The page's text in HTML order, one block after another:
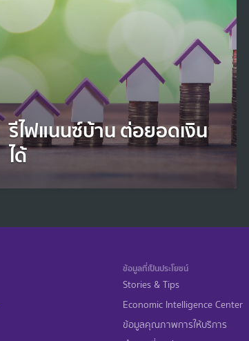
รีไฟแนนซ์บ้าน ต่อยอดเงิน
ได้
ข้อมูลที่เป็นประโยชน์
Stories & Tips
Economic Intelligence Center
ข้อมูลคุณภาพการให้บริการ